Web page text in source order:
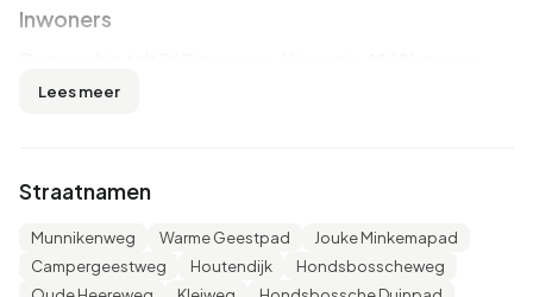
Inwoners
51,9% vrouw. De meeste inwoners zijn 65 jaar of ouder
ongehuwd, 36,5% is gehuwd, 9,6% is gescheiden en 7,7%
is verweduwd. 210 inwoners komen uit Nederland, 30
komen uit Europa en 20 komen uit landen buiten Europa.
Lees meer
Straatnamen
Munnikenweg Warme Geestpad
Jouke Minkemapad
Campergeestweg
Houtendijk
Hondsbosscheweg